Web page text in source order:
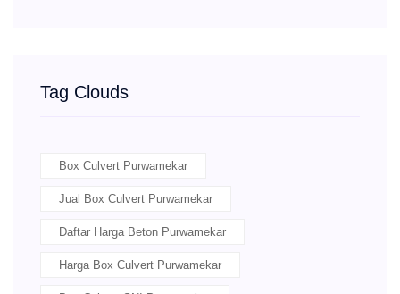
Tag Clouds
Box Culvert Purwamekar
Jual Box Culvert Purwamekar
Daftar Harga Beton Purwamekar
Harga Box Culvert Purwamekar